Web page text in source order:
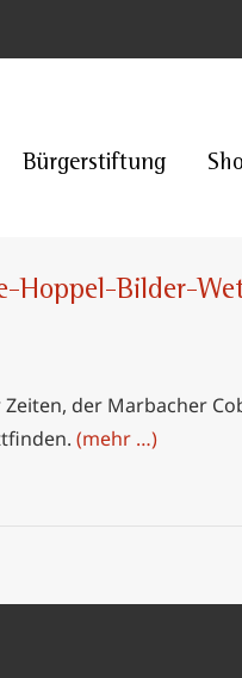
Bürgerstiftung
Hoppel-Bilder-
der Marbacher
(mehr …)